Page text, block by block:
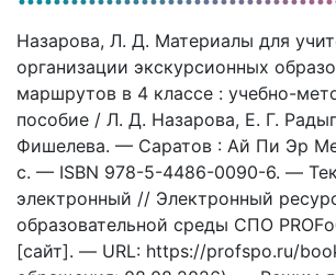
Назарова, Л. Д. Материалы для
организации экскурсионных
маршрутов в 4 классе : учебно-
пособие / Л. Д. Назарова, Е. Г.
Фишелева. — Саратов : Ай Пи Эр
c. — ISBN 978-5-4486-0090-6. —
электронный // Электронный
образовательной среды СПО
[сайт]. — URL: https://profspo.ru/